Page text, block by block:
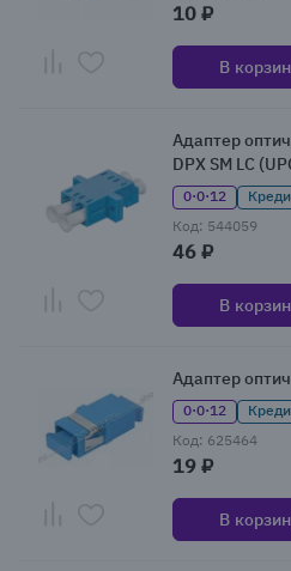
10 ₽
В
Адаптер
DPX SM LC
SM)
0·0·12
Код: 544059
46 ₽
В
Адаптер
0·0·12
Код: 625464
19 ₽
В